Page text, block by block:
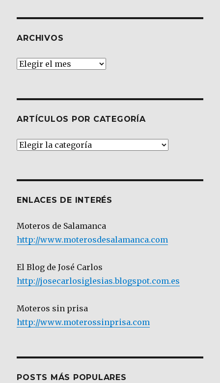
ARCHIVOS
Archivos
ARTÍCULOS POR CATEGORÍA
Artículos
ENLACES DE INTERÉS
Moteros de Salamanca
http://www.moterosdesalamanca.com
El Blog de José Carlos
http://josecarlosiglesias.blogspot.com.es
Moteros sin prisa
http://www.moterossinprisa.com
POSTS MÁS POPULARES